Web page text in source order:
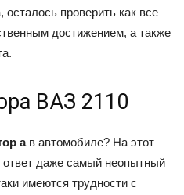
осталось проверить как все
достижением, а также
ВАЗ 2110
ав автомобиле? На этот
ответ даже самый неопытный
имеются трудности с